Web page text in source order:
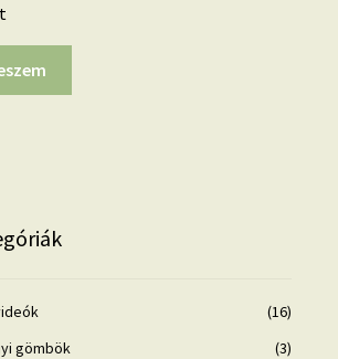
(16)
gömbök
(3)